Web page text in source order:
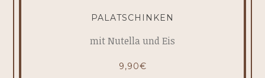
PALATSCHINKEN
mit Nutella und Eis
9,90€